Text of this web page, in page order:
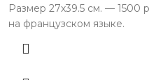
Размер 27х39.5 см. — 1500
на французском языке.